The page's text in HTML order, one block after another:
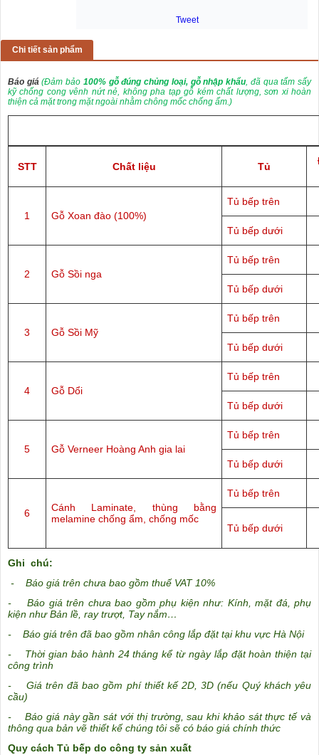
Tweet
Chi tiết sản phẩm
Báo giá(Đảm bảo 100% gỗ đúng chủng loại, gỗ nhập khẩu, đã qua tẩm sấy
kỹ chống cong vênh nứt nẻ, không pha tạp gỗ kém chất lượng, sơn xi hoàn
thiện cả mặt trong mặt ngoài nhằm chông mốc chống ẩm.)
STT Chất liệu Tủ
1 Gỗ Xoan đào (100%)
Tủ bếp trên
Tủ bếp dưới
2 Gỗ Sồi nga
Tủ bếp trên
Tủ bếp dưới
3 Gỗ Sồi Mỹ
Tủ bếp trên
Tủ bếp dưới
4 Gỗ Dổi
Tủ bếp trên
Tủ bếp dưới
5 Gỗ Verneer Hoàng Anh gia lai
Tủ bếp trên
Tủ bếp dưới
6
Cánh Laminate, thùng bằng
melamine chống ẩm, chống mốc
Tủ bếp trên
Tủ bếp dưới
Ghi chú:
- Báo giá trên chưa bao gồm thuế VAT 10%
- Báo giá trên chưa bao gồm phụ kiện như: Kính, mặt đá, phụ
kiện như Bản lề, ray trượt, Tay nắm…
- Báo giá trên đã bao gồm nhân công lắp đặt tại khu vực Hà Nội
- Thời gian bảo hành 24 tháng kể từ ngày lắp đặt hoàn thiện tại
công trình
- Giá trên đã bao gồm phí thiết kế 2D, 3D (nếu Quý khách yêu
cầu)
- Báo giá này gần sát với thị trường, sau khi khảo sát thực tế và
thông qua bản vẽ thiết kế chúng tôi sẽ có báo giá chính thức
Quy cách Tủ bếp do công ty sản xuất